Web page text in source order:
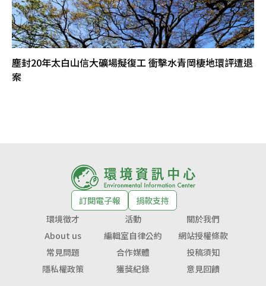
塵封20年太白山信大礦場擬復工 衝擊水青岡棲地環評遭退
案
訂閱電子報
捐款支持
環境徵才
活動
關於我們
About us
編輯室自律公約
網站授權條款
常見問題
合作媒體
投稿須知
隱私權政策
獲獎紀錄 意見回饋